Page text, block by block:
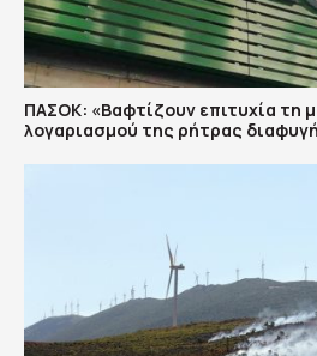
ΠΑΣΟΚ: «Βαφτίζουν επιτυχία τη
λογαριασμού της ρήτρας